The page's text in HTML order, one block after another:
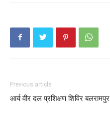
Previous article
आर्य वीर दल प्रशिक्षण शिविर बलरामपुर